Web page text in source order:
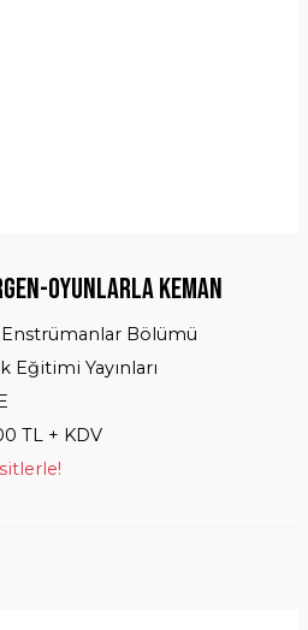
Oyunlarla Keman
Enstrümanlar Bölümü
Eğitimi Yayınları
TL + KDV